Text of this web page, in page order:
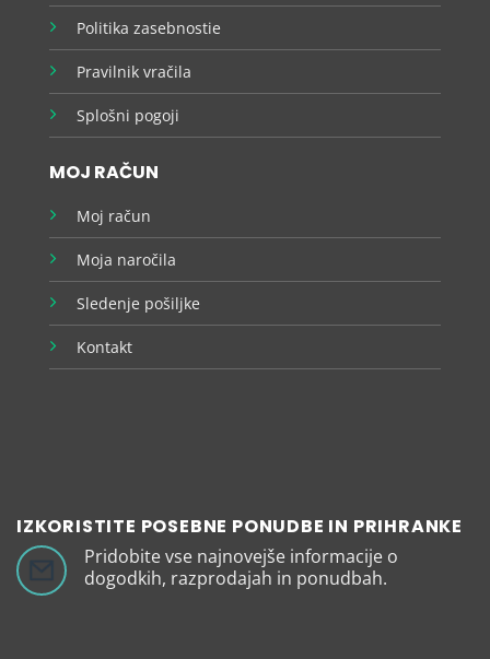
Politika zasebnostie
Pravilnik vračila
Splošni pogoji
MOJ RAČUN
Moj račun
Moja naročila
Sledenje pošiljke
Kontakt
IZKORISTITE POSEBNE PONUDBE IN PRIHRANKE
Pridobite vse najnovejše informacije o
dogodkih, razprodajah in ponudbah.